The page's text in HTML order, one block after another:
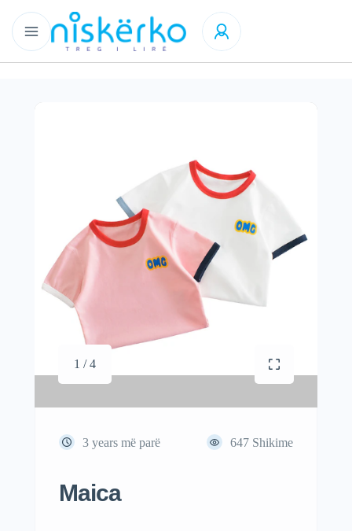
1 / 4
3 years më parë 647 Shikime
Maica